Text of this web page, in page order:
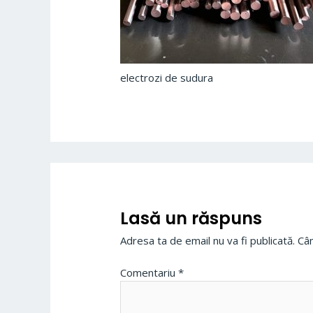
electrozi de sudura
Lasă un răspuns
Adresa ta de email nu va fi publicată.
Comentariu*